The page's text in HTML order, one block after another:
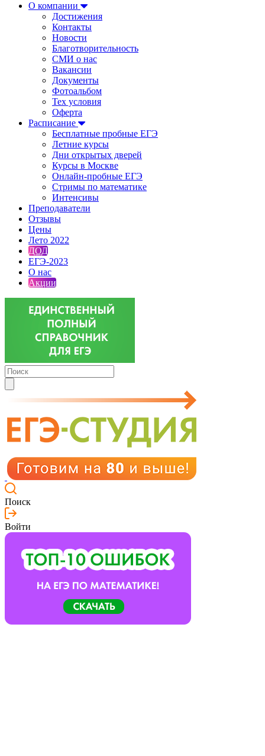
О компании
Достижения
Контакты
Новости
Благотворительность
СМИ о нас
Вакансии
Документы
Фотоальбом
Тех условия
Оферта
Расписание
Бесплатные пробные ЕГЭ
Летние курсы
Дни открытых дверей
Курсы в Москве
Онлайн-пробные ЕГЭ
Стримы по математике
Интенсивы
Преподаватели
Отзывы
Цены
Лето 2022
ДОД
ЕГЭ-2023
О нас
Акции
Поиск
Войти